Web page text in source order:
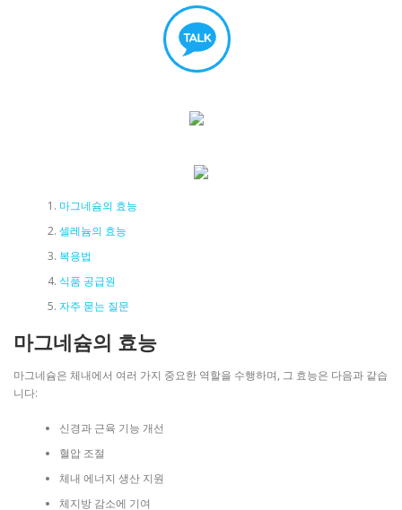
마그네슘의 효능
셀레늄의 효능
복용법
식품 공급원
자주 묻는 질문
마그네슘의 효능
마그네슘은 체내에서 여러 가지 중요한 역할을 수행하며, 그 효능은 다음과 같습
니다:
신경과 근육 기능 개선
혈압 조절
체내 에너지 생산 지원
체지방 감소에 기여